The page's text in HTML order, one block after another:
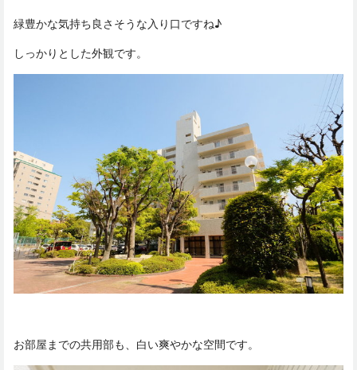
緑豊かな気持ち良さそうな入り口ですね♪
しっかりとした外観です。
お部屋までの共用部も、白い爽やかな空間です。